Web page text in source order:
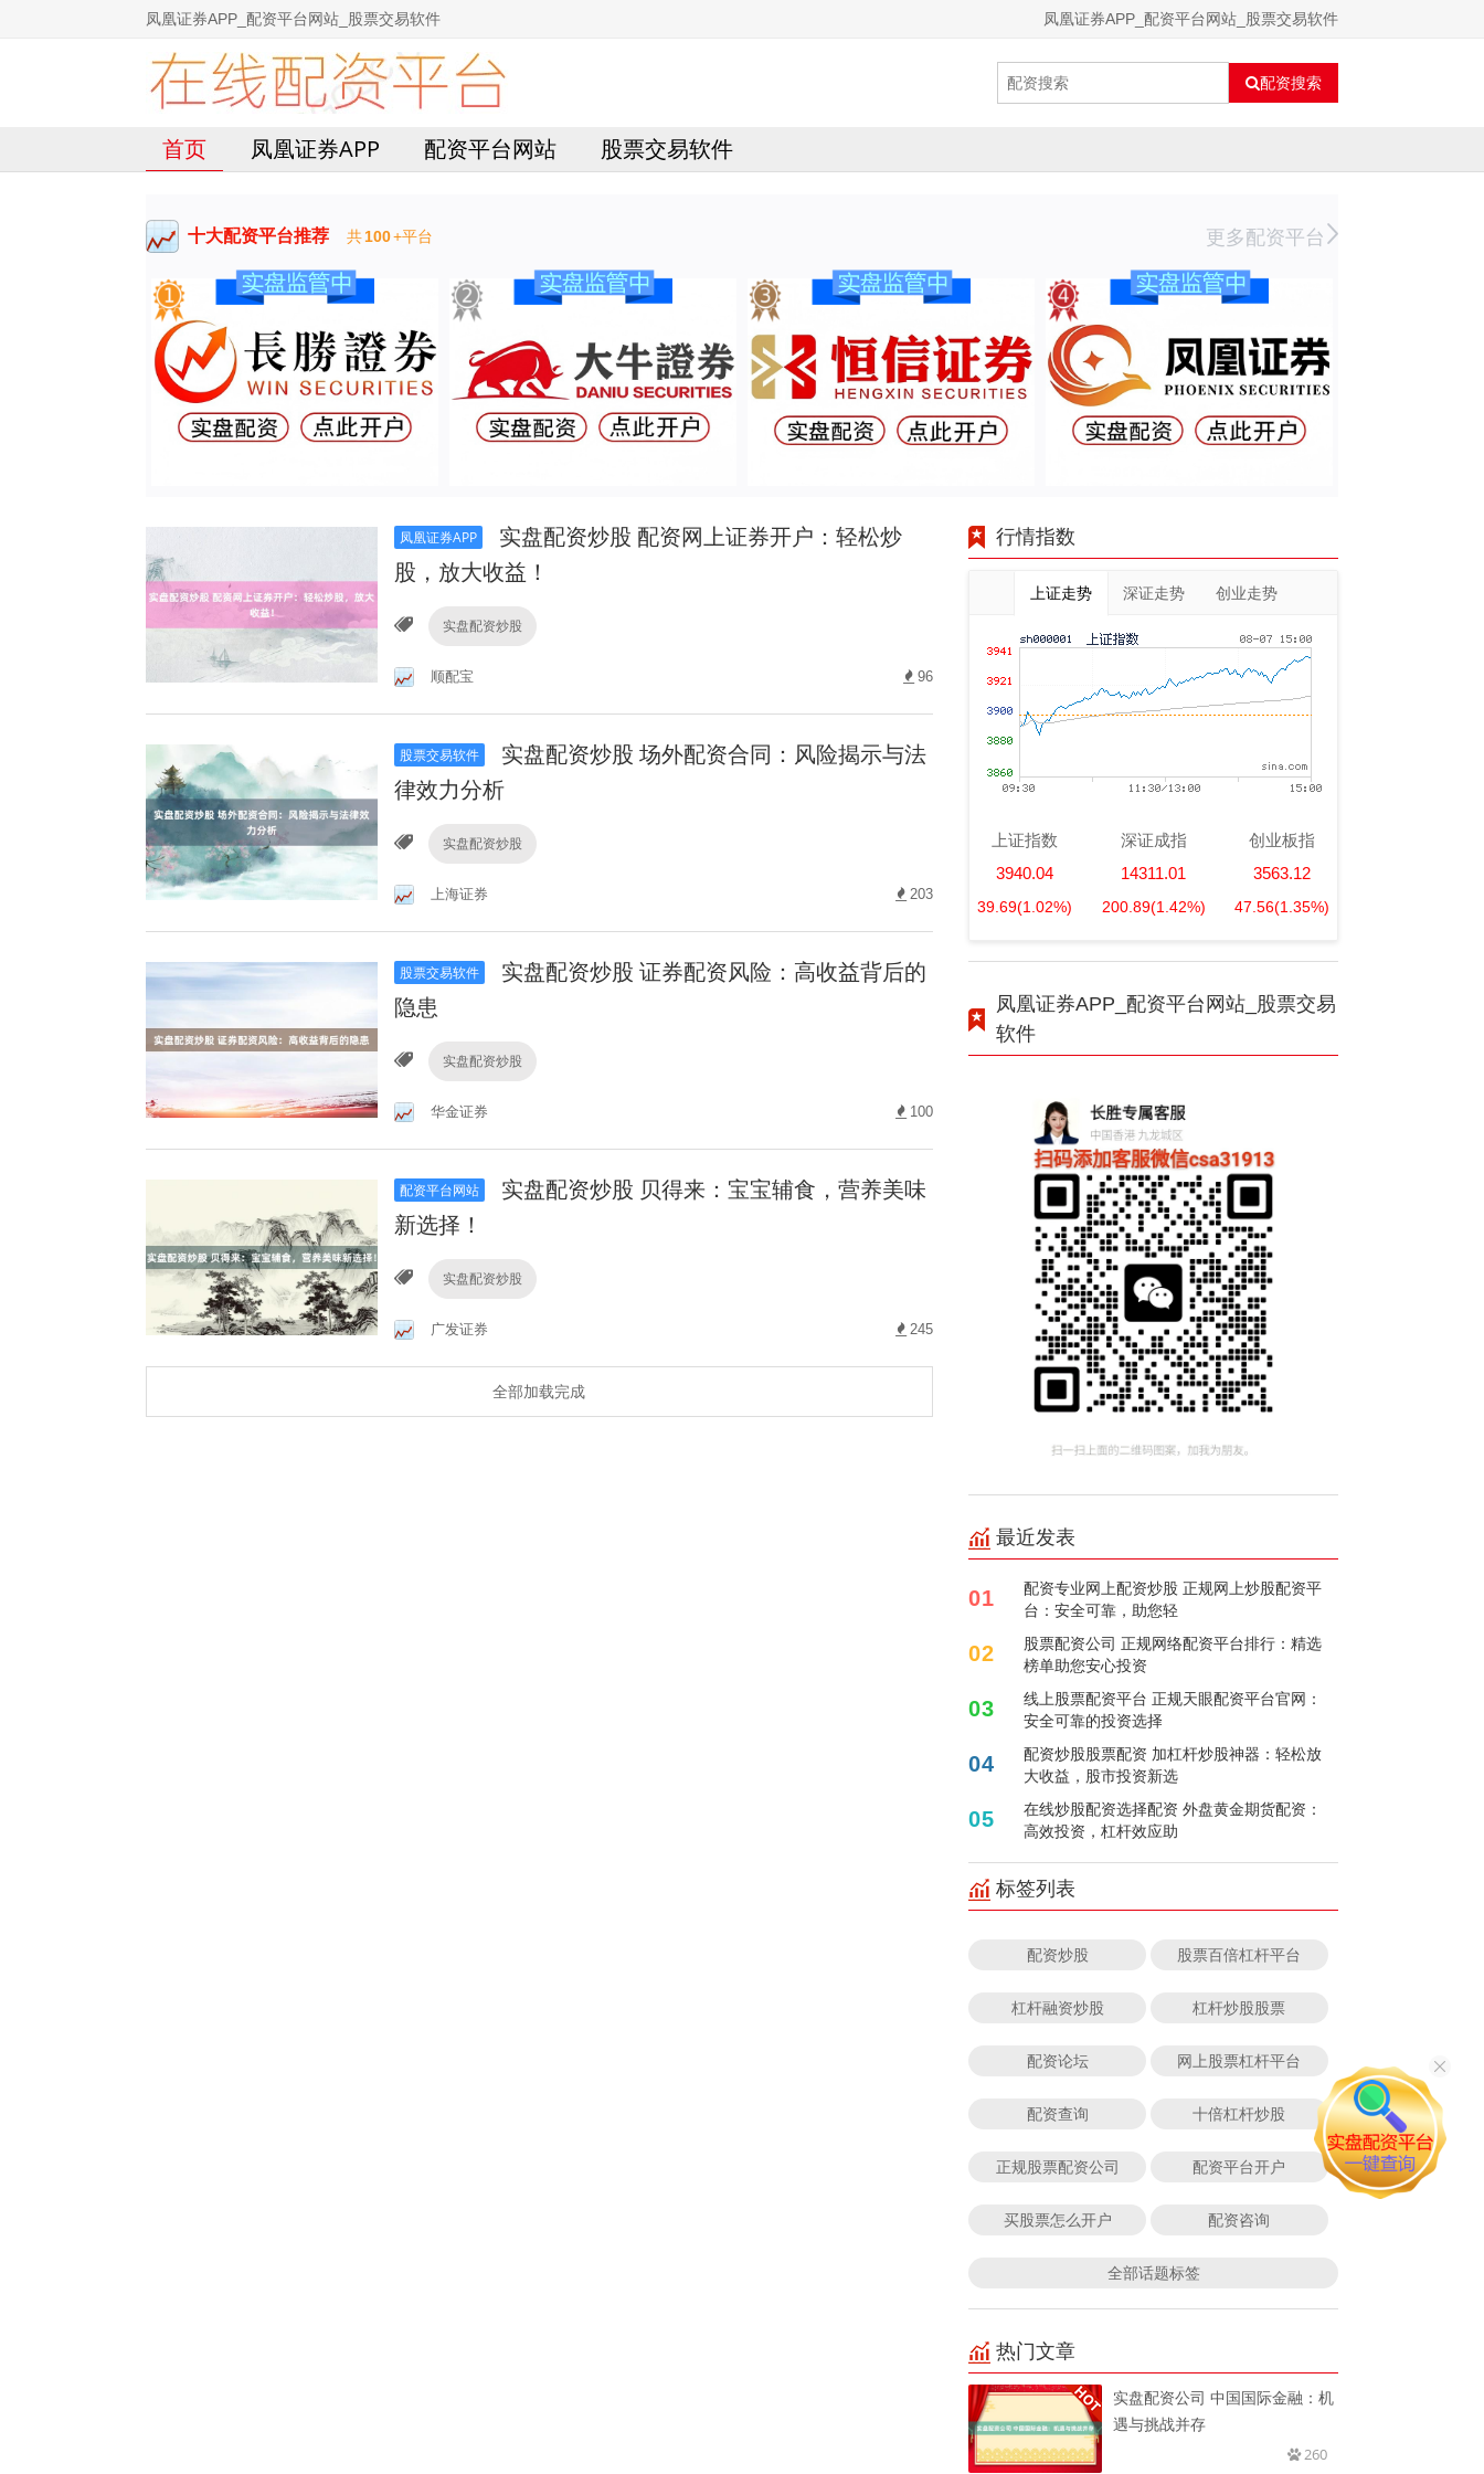
凤凰证券APP_配资平台网站_股票交易软件 凤凰证券APP_配资平台网站_股票交易软件
配资搜索
首页 凤凰证券APP 配资平台网站 股票交易软件
十大配资平台推荐 共100+平台 更多配资平台
凤凰证券APP
实盘配资炒股 配资网上证券开户：轻松炒
股，放大收益！
实盘配资炒股
顺配宝 96
股票交易软件
实盘配资炒股 场外配资合同：风险揭示与法
律效力分析
实盘配资炒股
上海证券 203
股票交易软件
实盘配资炒股 证券配资风险：高收益背后的
隐患
实盘配资炒股
华金证券 100
配资平台网站
实盘配资炒股 贝得来：宝宝辅食，营养美味
新选择！
实盘配资炒股
广发证券 245
全部加载完成
行情指数
上证走势 深证走势 创业走势
上证指数
3940.04
39.69(1.02%)
深证成指
14311.01
200.89(1.42%)
创业板指
3563.12
47.56(1.35%)
凤凰证券APP_配资平台网站_股票交易
软件
最近发表
01
配资专业网上配资炒股 正规网上炒股配资平
台：安全可靠，助您轻
02
股票配资公司 正规网络配资平台排行：精选
榜单助您安心投资
03
线上股票配资平台 正规天眼配资平台官网：
安全可靠的投资选择
04
配资炒股股票配资 加杠杆炒股神器：轻松放
大收益，股市投资新选
05
在线炒股配资选择配资 外盘黄金期货配资：
高效投资，杠杆效应助
标签列表
配资炒股 股票百倍杠杆平台
杠杆融资炒股 杠杆炒股股票
配资论坛 网上股票杠杆平台
配资查询 十倍杠杆炒股
正规股票配资公司 配资平台开户
买股票怎么开户 配资咨询
全部话题标签
热门文章
实盘配资公司 中国国际金融：机
遇与挑战并存
260